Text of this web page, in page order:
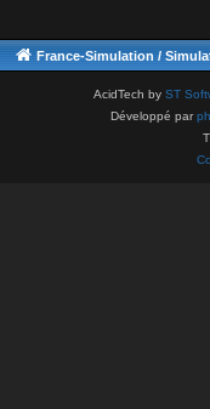
France-Simulation /
AcidTech by ST
Développé par